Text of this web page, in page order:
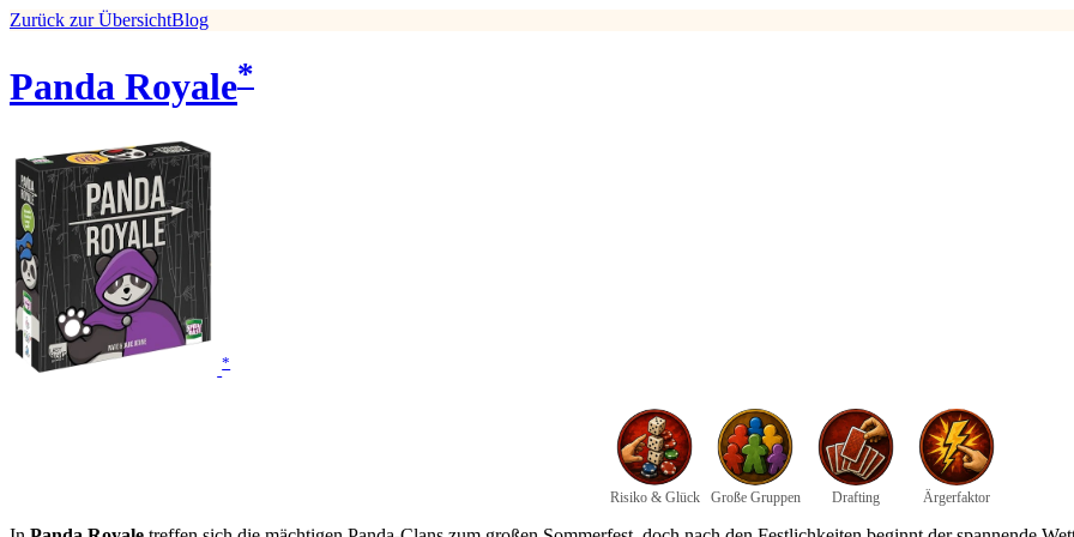
Zurück zur ÜbersichtBlog
Panda Royale*
*
Risiko & Glück Große Gruppen Drafting Ärgerfaktor